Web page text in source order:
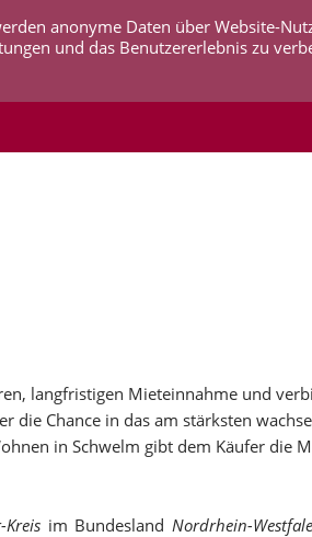
anonyme Daten über Website-
und das Benutzererlebnis zu
SERVICE
langfristigen Mieteinnahme und
die Chance in das am stärksten
in Schwelm gibt dem Käufer die
Kreis im Bundesland Nordrhein-